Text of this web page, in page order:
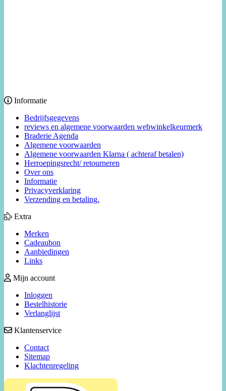
Informatie
Bedrijfsgegevens
reviews en algemene voorwaarden webwinkelkeurmerk
Braderie Agenda
Algemene voorwaarden
Algemene voorwaarden Klarna ( achteraf betalen)
Herroepingsrecht/ retourneren
Over ons
Informatie
Privacyverklaring
Verzending en betaling.
Extra
Merken
Cadeaubon
Aanbiedingen
Links
Mijn account
Inloggen
Bestelhistorie
Verlanglijst
Klantenservice
Contact
Sitemap
Klachtenregeling